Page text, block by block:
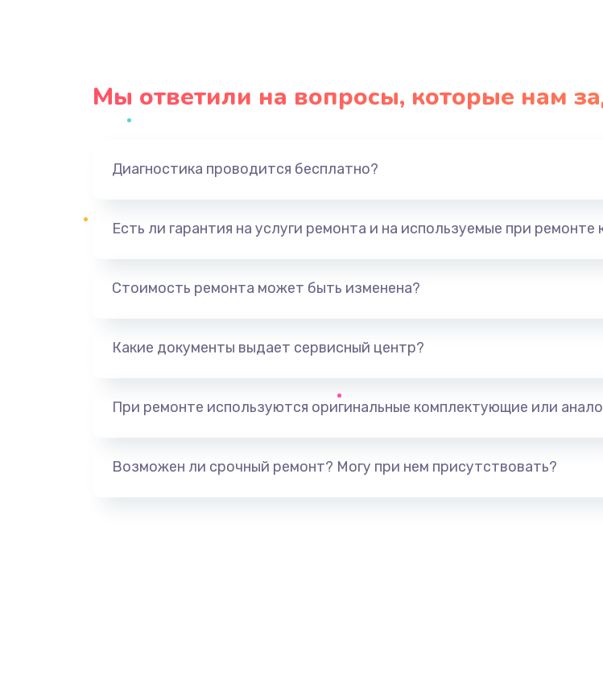
Мы ответили на вопросы, которые нам
Диагностика проводится бесплатно?
Есть ли гарантия на услуги ремонта и на используемые при
Стоимость ремонта может быть изменена?
Какие документы выдает сервисный центр?
При ремонте используются оригинальные комплектующие или
Возможен ли срочный ремонт? Могу при нем присутствовать?